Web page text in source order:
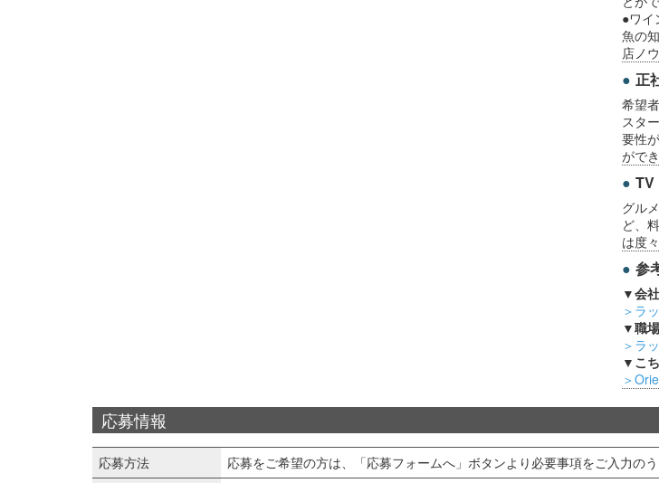
●ワ
魚の
店ノ
正
希望
スタ
要性
がで
TV
グル
ど、
は度
参
▼会
＞ラ
▼職
＞ラ
▼こ
＞
応募情報
応募方法 応募をご希望の方は、「応募フォームへ」ボタンより必要事項をご入力の